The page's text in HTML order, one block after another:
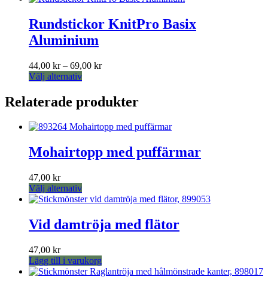
Rundstickor KnitPro Basix
Aluminium
44,00 kr – 69,00 krPrisintervall:
69,00 kr
Välj alternativDen
produkten
har
varianter.
olika
alternativen
väljas
på
produktsidan
Relaterade produkter
Mohairtopp med puffärmar
47,00 kr
Välj alternativDen
här
har
flera
olika
alternativen
Vid damtröja med flätor
47,00 kr
Lägg till i varukorg